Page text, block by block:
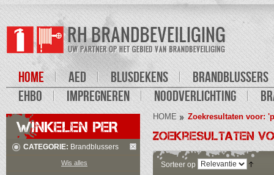
HOME AED BLUSDEKENS
BRANDBLUSSERS
EHBO
IMPREGNEREN NOODVERLICHTING
HOME Zoekresultaten voor:
Zoekresultaten
Sorteer op
WINKELEN PER
CATEGORIE: Brandblussers
Wis alles